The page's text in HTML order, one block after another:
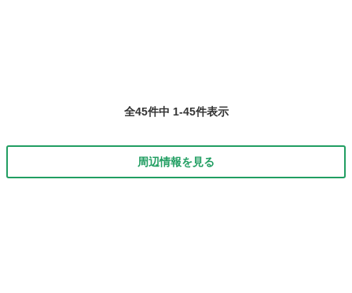
全45件中 1-45件表示
周辺情報を見る